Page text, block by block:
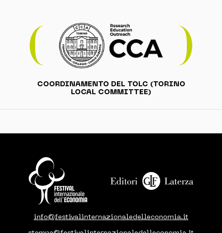
COORDINAMENTO DEL TOLC (TORINO
LOCAL COMMITTEE)
info@festivalinternazionaledelleconomia.it